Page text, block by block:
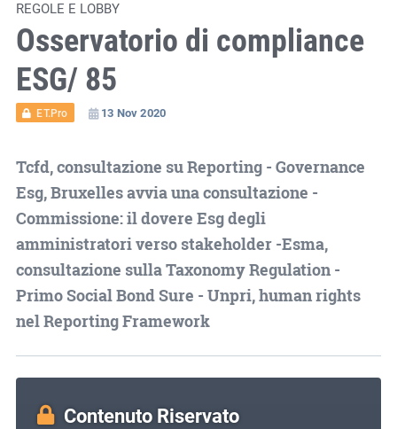
REGOLE E LOBBY
Osservatorio di compliance
ESG/ 85
ET.Pro 13 Nov 2020
Tcfd, consultazione su Reporting - Governance
Esg, Bruxelles avvia una consultazione -
Commissione: il dovere Esg degli
amministratori verso stakeholder -Esma,
consultazione sulla Taxonomy Regulation -
Primo Social Bond Sure - Unpri, human rights
nel Reporting Framework
Contenuto Riservato